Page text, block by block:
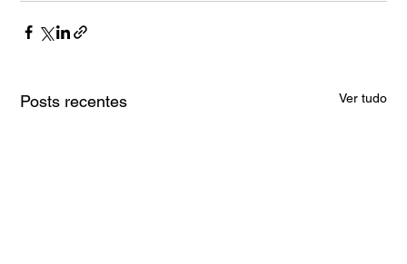
Posts recentes Ver tudo